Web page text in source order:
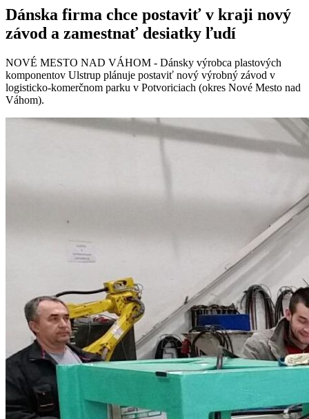
Dánska firma chce postaviť v kraji nový
závod a zamestnať desiatky ľudí
NOVÉ MESTO NAD VÁHOM - Dánsky výrobca plastových
komponentov Ulstrup plánuje postaviť nový výrobný závod v
logisticko-komerčnom parku v Potvoriciach (okres Nové Mesto nad
Váhom).